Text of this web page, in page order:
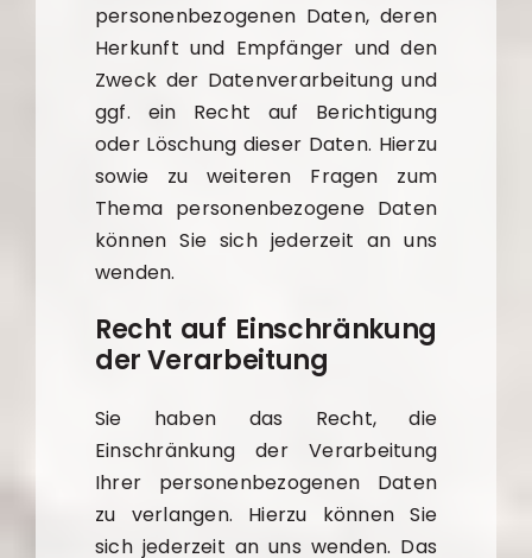
personenbezogenen Daten, deren
Herkunft und Empfänger und den
Zweck der Datenverarbeitung und
ggf. ein Recht auf Berichtigung
oder Löschung dieser Daten. Hierzu
sowie zu weiteren Fragen zum
Thema personenbezogene Daten
können Sie sich jederzeit an uns
wenden.
Recht auf Einschränkung
der Verarbeitung
Sie haben das Recht, die
Einschränkung der Verarbeitung
Ihrer personenbezogenen Daten
zu verlangen. Hierzu können Sie
sich jederzeit an uns wenden. Das